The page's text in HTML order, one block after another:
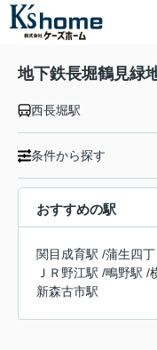
地下鉄長堀鶴見緑
西長堀駅
条件から探す
おすすめの駅
関目成育駅 /蒲生四
ＪＲ野江駅 /鴫野駅 /
新森古市駅